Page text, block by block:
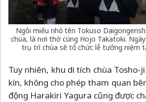
Ngôi miếu nhỏ tên Tokuso
chùa, là nơi thờ cúng Hojo Takatoki.
trụ trì chùa sẽ tổ chức lễ tưởng niệm
Tuy nhiên, khu di tích chùa Tosho-
kín, không cho phép tham quan
động Harakiri Yagura cũng được